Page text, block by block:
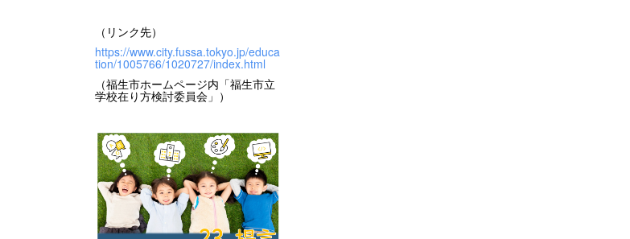
（リンク先）
https://www.city.fussa.tokyo.jp/educa
tion/1005766/1020727/index.html
（福生市ホームページ内「福生市立
学校在り方検討委員会」）